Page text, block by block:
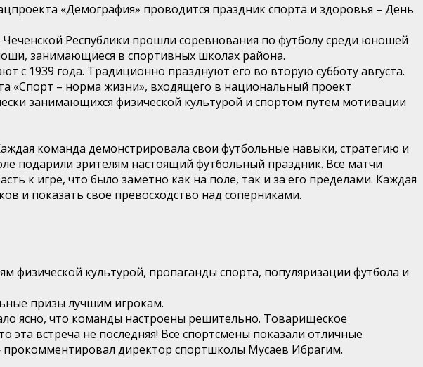
«Демография» проводится праздник спорта и здоровья – День
Республики прошли соревнования по футболу среди юношей
занимающиеся в спортивных школах района.
с 1939 года. Традиционно празднуют его во вторую субботу августа.
«Спорт – норма жизни», входящего в национальный проект
занимающихся физической культурой и спортом путем мотивации
команда демонстрировала свои футбольные навыки, стратегию и
подарили зрителям настоящий футбольный праздник. Все матчи
к игре, что было заметно как на поле, так и за его пределами. Каждая
и показать свое превосходство над соперниками.
физической культурой, пропаганды спорта, популяризации футбола и
призы лучшим игрокам.
ясно, что команды настроены решительно. Товарищеское
встреча не последняя! Все спортсмены показали отличные
директор спортшколы Мусаев Ибрагим.